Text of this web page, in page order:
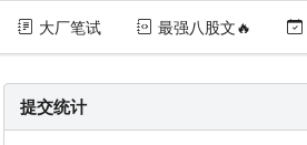
大厂笔试 最强八股文🔥
提交统计